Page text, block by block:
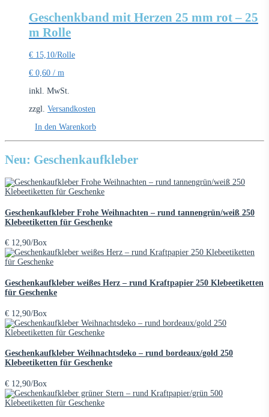
Geschenkband mit Herzen 25 mm rot – 25
m Rolle
€ 15,10/Rolle
€ 0,60 / m
inkl. MwSt.
zzgl. Versandkosten
In den Warenkorb
Neu: Geschenkaufkleber
Geschenkaufkleber Frohe Weihnachten – rund tannengrün/weiß 250
Klebeetiketten für Geschenke
€ 12,90/Box
Geschenkaufkleber weißes Herz – rund Kraftpapier 250 Klebeetiketten
für Geschenke
€ 12,90/Box
Geschenkaufkleber Weihnachtsdeko – rund bordeaux/gold 250
Klebeetiketten für Geschenke
€ 12,90/Box